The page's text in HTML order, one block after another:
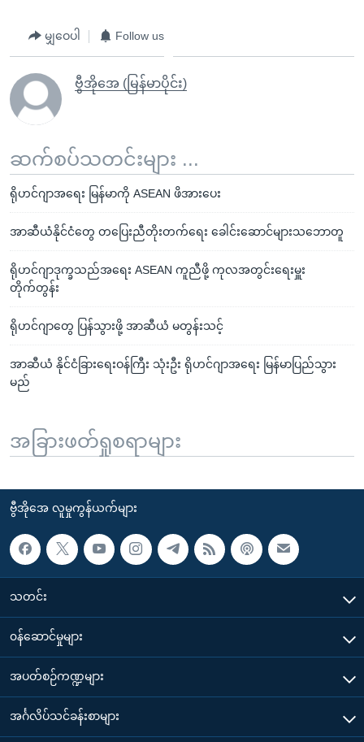
မျှဝေပါ Follow us
ဗွီအိုအေ (မြန်မာပိုင်း)
ဆက်စပ်သတင်းများ ...
ရိုဟင်ဂျာအရေး မြန်မာကို ASEAN ဖိအားပေး
အာဆီယံနိုင်ငံတွေ တပြေးညီတိုးတက်ရေး ခေါင်းဆောင်များသဘောတူ
ရိုဟင်ဂျာဒုက္ခသည်အရေး ASEAN ကူညီဖို့ ကုလအတွင်းရေးမှူး
တိုက်တွန်း
ရိုဟင်ဂျာတွေ ပြန်သွားဖို့ အာဆီယံ မတွန်းသင့်
အာဆီယံ နိုင်ငံခြားရေးဝန်ကြီး သုံးဦး ရိုဟင်ဂျာအရေး မြန်မာပြည်သွား
မည်
အခြားဖတ်ရှုစရာများ
ဗွီအိုအေ လူမှုကွန်ယက်များ
သတင်း
၀န်ဆောင်မှုများ
အပတ်စဉ်ကဏ္ဍများ
အင်္ဂလိပ်သင်ခန်းစာများ